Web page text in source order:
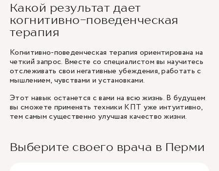
Какой результат дает
когнитивно-поведенческая
терапия
Когнитивно-поведенческая терапия ориентирована на
четкий запрос. Вместе со специалистом вы научитесь
отслеживать свои негативные убеждения, работать с
мышлением, чувствами и установками.
Этот навык останется с вами на всю жизнь. В будущем
вы сможете применять техники КПТ уже интуитивно,
тем самым существенно улучшая качество жизни.
Выберите своего врача в Перми